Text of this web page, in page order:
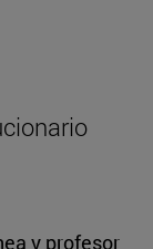
y profesor